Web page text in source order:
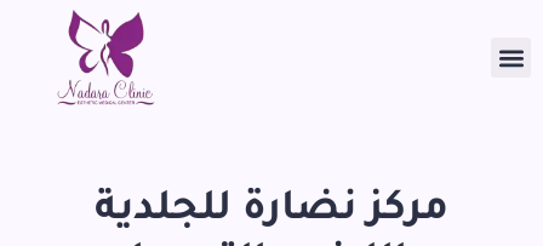
مركز نضارة للجلدية